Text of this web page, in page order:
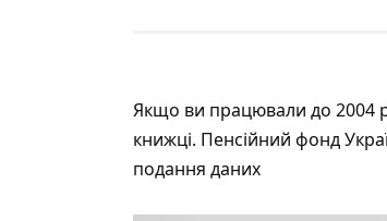
Якщо ви працювали до 2004
книжці. Пенсійний фонд
подання даних